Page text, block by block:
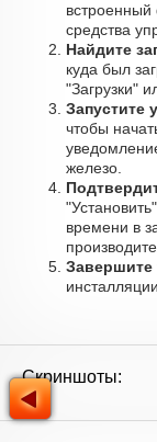
средства
Найдите
куда был
"Загрузки"
Запустите
чтобы
железо.
времени в
Завершите
Скриншоты: